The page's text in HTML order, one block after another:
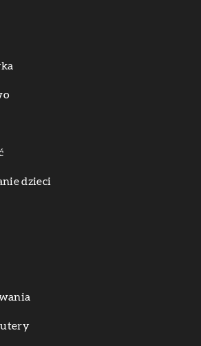
dzieci